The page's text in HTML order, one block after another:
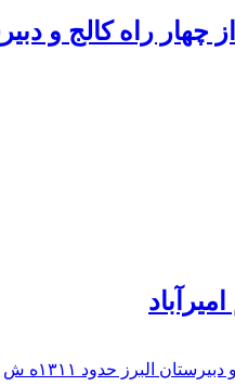
راه كالج و دبيرستان